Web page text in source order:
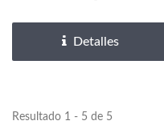
Detalles
Resultado 1 - 5 de 5